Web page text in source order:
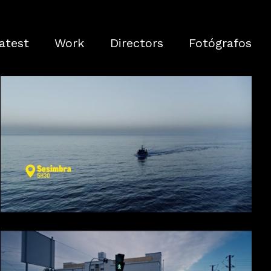
Work Directors Fotógrafos
MAKRO - Peixe